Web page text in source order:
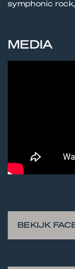
symphonic
MEDIA
BEKIJK